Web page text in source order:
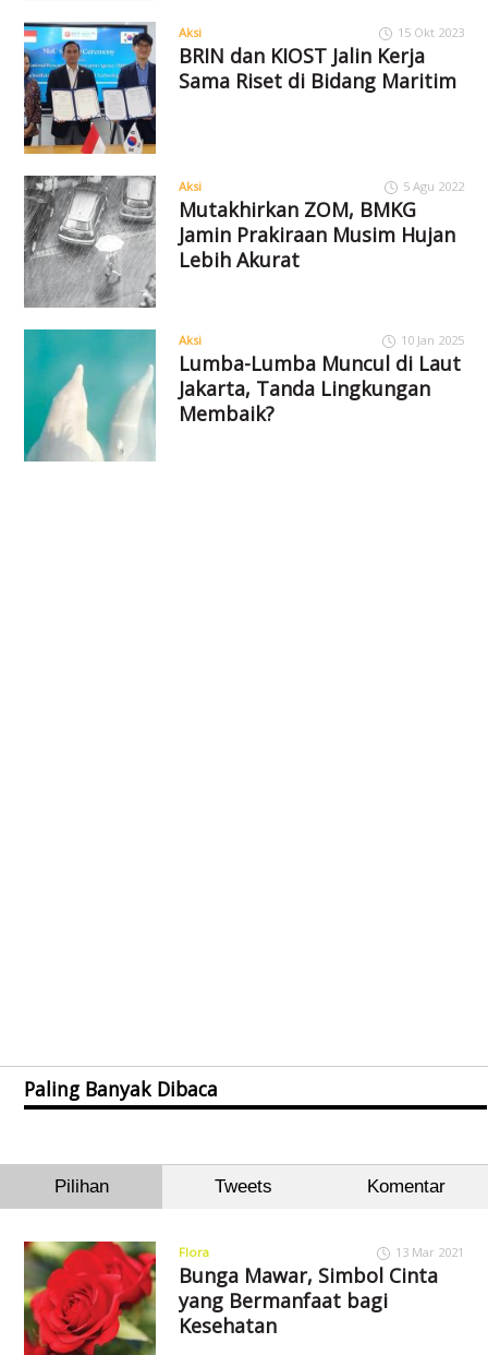
Aksi 15 Okt 2023
BRIN dan KIOST Jalin Kerja
Sama Riset di Bidang Maritim
Aksi 5 Agu 2022
Mutakhirkan ZOM, BMKG
Jamin Prakiraan Musim Hujan
Lebih Akurat
Aksi 10 Jan 2025
Lumba-Lumba Muncul di Laut
Jakarta, Tanda Lingkungan
Membaik?
Paling Banyak Dibaca
Pilihan Tweets Komentar
Flora 13 Mar 2021
Bunga Mawar, Simbol Cinta
yang Bermanfaat bagi
Kesehatan